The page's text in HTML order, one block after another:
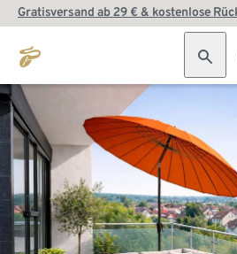
Gratisversand ab 29 € & kostenlose